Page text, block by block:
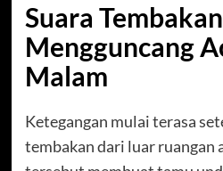
Suara Tembakan
Mengguncang
Malam
Ketegangan mulai terasa
tembakan dari luar ruangan